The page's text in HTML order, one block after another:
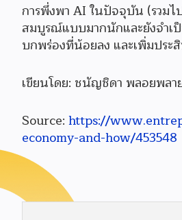
การพึ่งพา AI ในปัจจุบัน (รวมไ
สมบูรณ์แบบมากนักและยังจำเ
บกพร่องที่น้อยลง และเพิ่มประ
เขียนโดย: ชนัญชิดา พลอยพลา
Source: https://
economy-and-how/453548